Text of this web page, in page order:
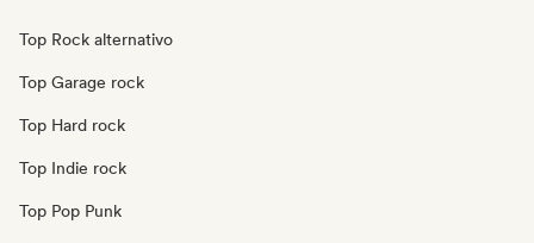
Top Rock alternativo
Top Garage rock
Top Hard rock
Top Indie rock
Top Pop Punk